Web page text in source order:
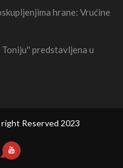
hrane: Vrućine
predstavljena u
right Reserved 2023